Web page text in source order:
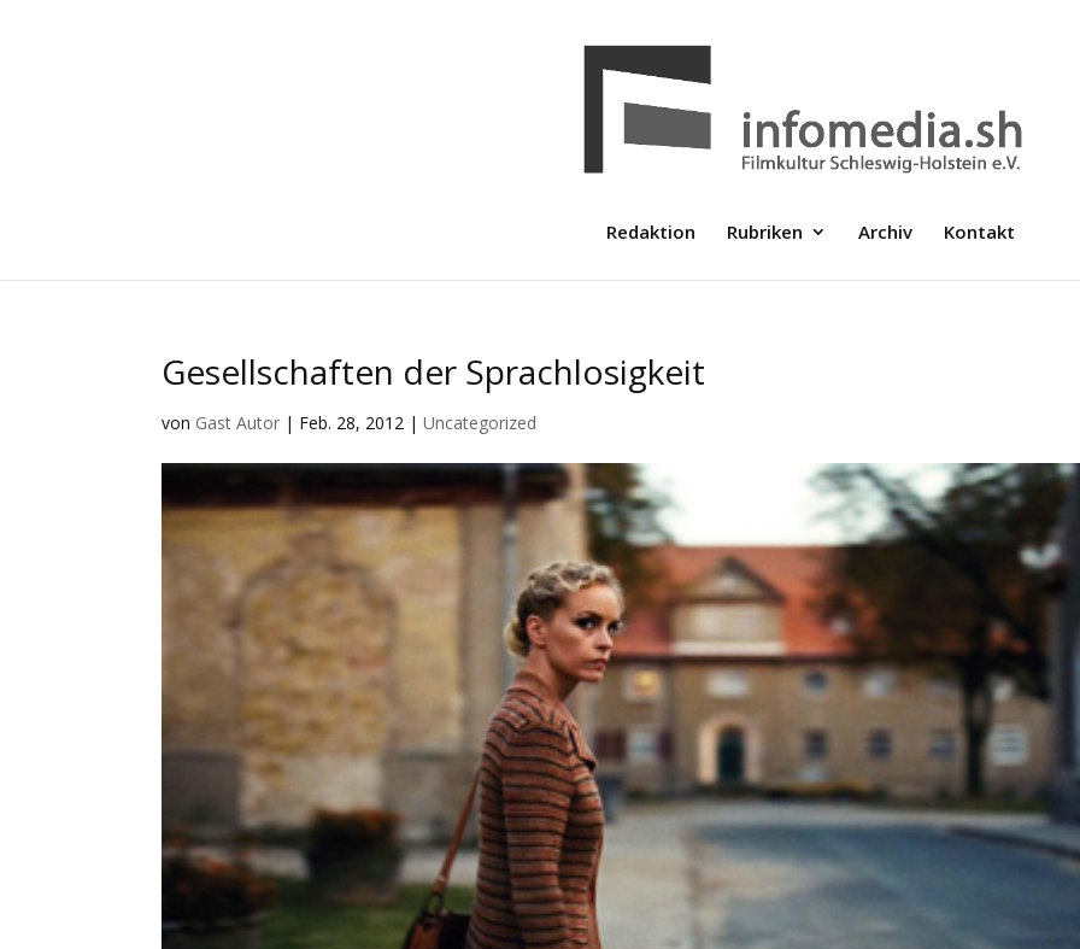
Redaktion Rubriken Archiv Kontakt
Gesellschaften der Sprachlosigkeit
von Gast Autor | Feb. 28, 2012 |Uncategorized